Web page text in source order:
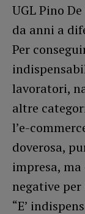
UGL Pino
da anni a
Per
lavoratori,
altre
l’e-
doverosa,
impresa,
negative
“E’